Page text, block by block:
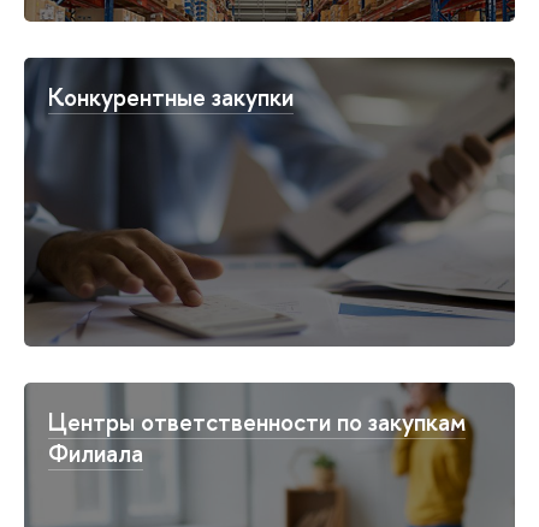
Конкурентные закупки
Центры ответственности по закупкам
Филиала